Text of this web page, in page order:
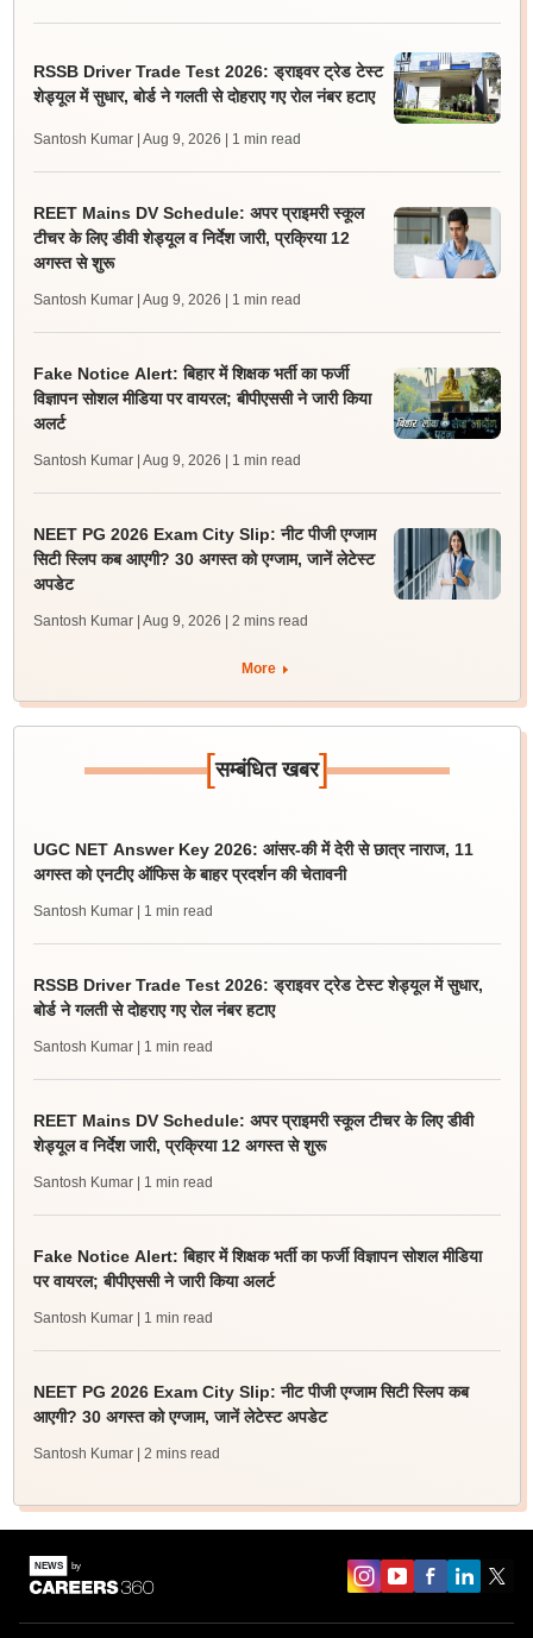
RSSB Driver Trade Test 2026: ड्राइवर ट्रेड टेस्ट
शेड्यूल में सुधार, बोर्ड ने गलती से दोहराए गए रोल नंबर हटाए
Santosh Kumar | Aug 9, 2026 | 1 min read
REET Mains DV Schedule: अपर प्राइमरी स्कूल
टीचर के लिए डीवी शेड्यूल व निर्देश जारी, प्रक्रिया 12
अगस्त से शुरू
Santosh Kumar | Aug 9, 2026 | 1 min read
Fake Notice Alert: बिहार में शिक्षक भर्ती का फर्जी
विज्ञापन सोशल मीडिया पर वायरल; बीपीएससी ने जारी किया
अलर्ट
Santosh Kumar | Aug 9, 2026 | 1 min read
NEET PG 2026 Exam City Slip: नीट पीजी एग्जाम
सिटी स्लिप कब आएगी? 30 अगस्त को एग्जाम, जानें लेटेस्ट
अपडेट
Santosh Kumar | Aug 9, 2026 | 2 mins read
More
[सम्बंधित खबर]
UGC NET Answer Key 2026: आंसर-की में देरी से छात्र नाराज, 11
अगस्त को एनटीए ऑफिस के बाहर प्रदर्शन की चेतावनी
Santosh Kumar | 1 min read
RSSB Driver Trade Test 2026: ड्राइवर ट्रेड टेस्ट शेड्यूल में सुधार,
बोर्ड ने गलती से दोहराए गए रोल नंबर हटाए
Santosh Kumar | 1 min read
REET Mains DV Schedule: अपर प्राइमरी स्कूल टीचर के लिए डीवी
शेड्यूल व निर्देश जारी, प्रक्रिया 12 अगस्त से शुरू
Santosh Kumar | 1 min read
Fake Notice Alert: बिहार में शिक्षक भर्ती का फर्जी विज्ञापन सोशल मीडिया
पर वायरल; बीपीएससी ने जारी किया अलर्ट
Santosh Kumar | 1 min read
NEET PG 2026 Exam City Slip: नीट पीजी एग्जाम सिटी स्लिप कब
आएगी? 30 अगस्त को एग्जाम, जानें लेटेस्ट अपडेट
Santosh Kumar | 2 mins read